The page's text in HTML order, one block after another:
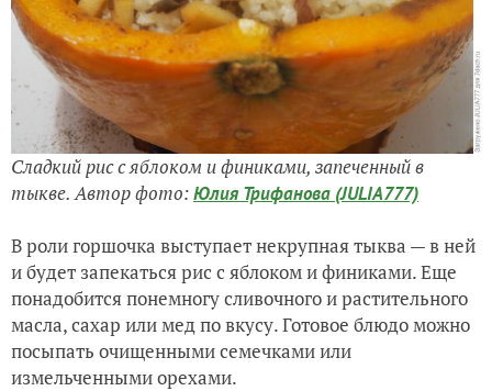
Сладкий рис с яблоком и финиками, запеченный в
тыкве. Автор фото:Юлия Трифанова (JULIA777)
В роли горшочка выступает некрупная тыква — в ней
и будет запекаться рис с яблоком и финиками. Еще
понадобится понемногу сливочного и растительного
масла, сахар или мед по вкусу. Готовое блюдо можно
посыпать очищенными семечками или
измельченными орехами.